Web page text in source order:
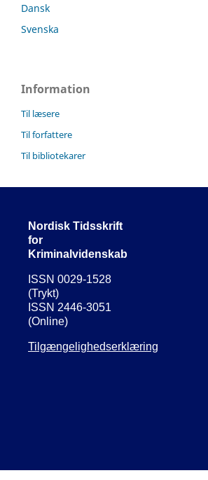
Dansk
Svenska
Information
Til læsere
Til forfattere
Til bibliotekarer
Nordisk Tidsskrift
for
Kriminalvidenskab
ISSN 0029-1528
(Trykt)
ISSN 2446-3051
(Online)
Tilgængelighedserklæring